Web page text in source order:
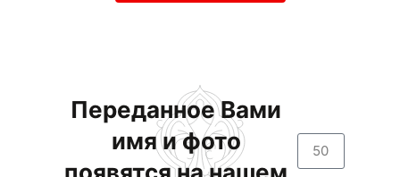
Переданное Вами
имя и фото